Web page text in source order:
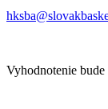
Vyhodnotenie